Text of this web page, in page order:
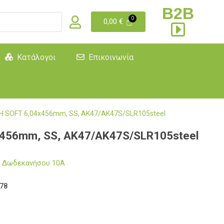
0,00€ B2B
Κατάλογοι Επικοινωνία
SOFT 6,04x456mm, SS, AK47/AK47S/SLR105steel
SS, AK47/AK47S/SLR105steel
Δωδεκανήσου 10Α